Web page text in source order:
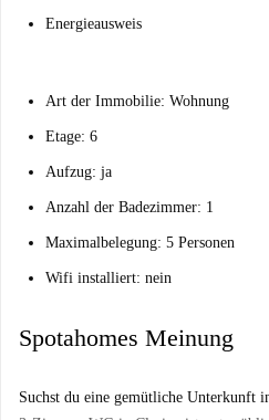
Energieausweis
Art der Immobilie: Wohnung
Etage: 6
Aufzug: ja
Anzahl der Badezimmer: 1
Maximalbelegung: 5 Personen
Wifi installiert: nein
Spotahomes Meinung
Suchst du eine gemütliche Unterkunft